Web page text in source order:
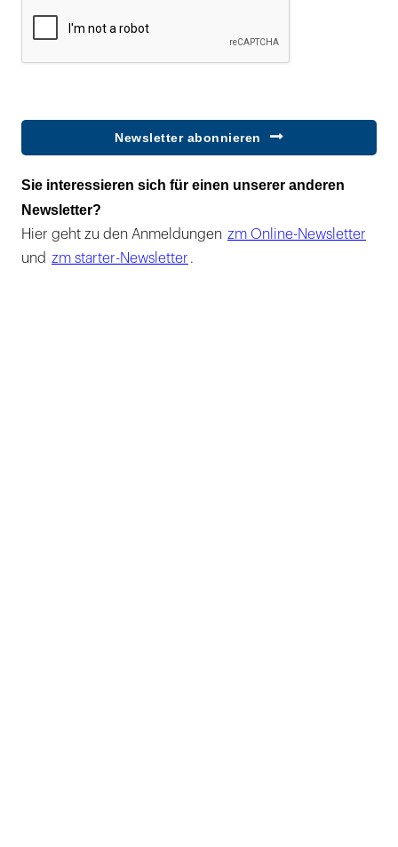
Newsletter abonnieren
Sie interessieren sich für einen unserer anderen
Newsletter?
Hier geht zu den Anmeldungen zm Online-Newsletter
und zm starter-Newsletter .